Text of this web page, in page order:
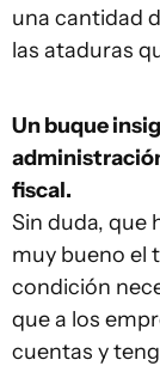
una cantidad
las ataduras
Un buque
fiscal.
Sin duda, que
muy bueno el
condición
que a los
cuentas y